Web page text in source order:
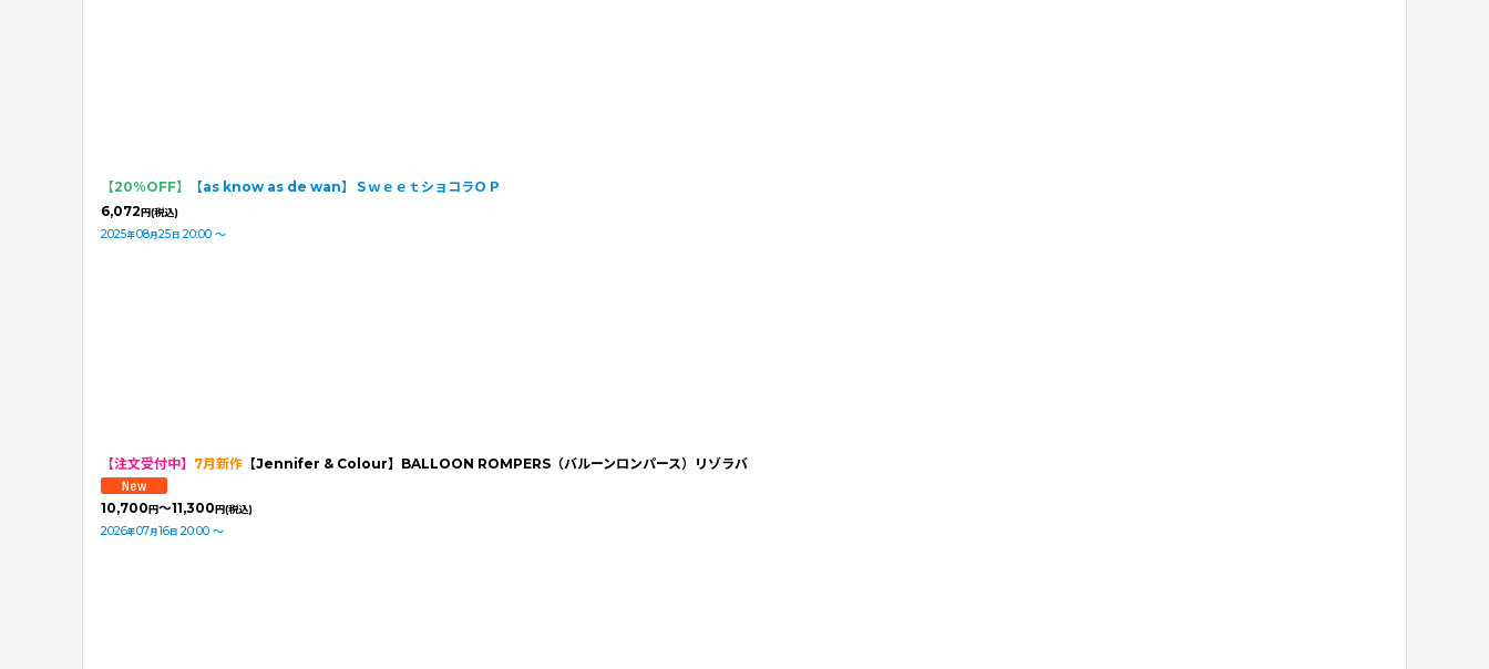
【20％OFF】
【as know as de wan】ＳｗｅｅｔショコラＯＰ
6,072 円(税込)
2025年08月25 日 20:00 ～
【注文受付中】 7月新作 【Jennifer & Colour】BALLOON ROMPERS（バルーンロンパース）リゾラバ
10,700円～11,300円(税込)
2026年07月16日 20:00 ～